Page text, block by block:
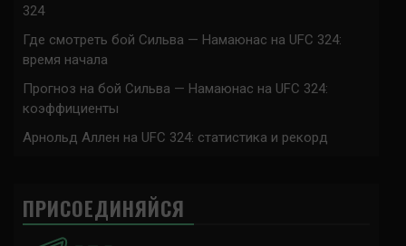
324
Где смотреть бой Сильва — Намаюнас на UFC 324:
время начала
Прогноз на бой Сильва — Намаюнас на UFC 324:
коэффициенты
Арнольд Аллен на UFC 324: статистика и рекорд
ПРИСОЕДИНЯЙСЯ